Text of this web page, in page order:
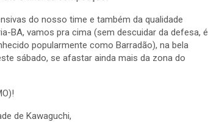
do nosso time e também da qualidade
BA, vamos pra cima (sem descuidar da defesa, é
popularmente como Barradão), na bela
sábado, se afastar ainda mais da zona do
de Kawaguchi,